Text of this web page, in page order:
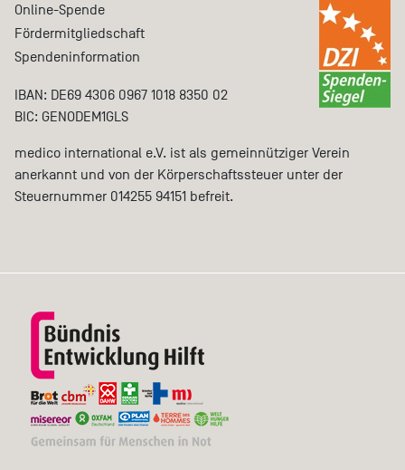
Online-Spende
Fördermitgliedschaft
Spendeninformation
IBAN: DE69 4306 0967 1018 8350 02
BIC: GENODEM1GLS
medico international e.V. ist als gemeinnütziger Verein
anerkannt und von der Körperschaftssteuer unter der
Steuernummer 014255 94151 befreit.